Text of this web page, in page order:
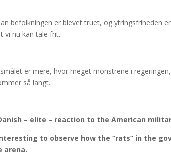
befolkningen er blevet truet, og
vi nu kan tale frit.
er mere, hvor meget monstrene i
så langt.
– elite – reaction to the American
to observe how the “rats” in the
arena.